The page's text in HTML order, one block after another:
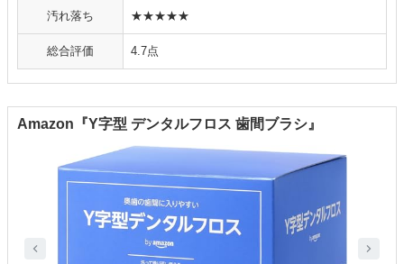
汚れ落ち ★★★★★
総合評価 4.7点
Amazon『Y字型 デンタルフロス 歯間ブラシ』